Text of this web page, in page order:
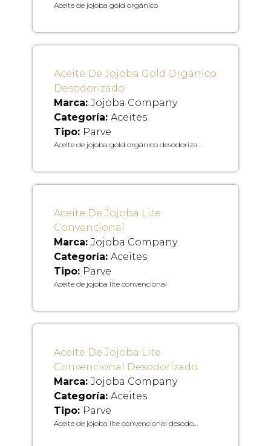
Aceite de jojoba gold orgánico
Aceite De Jojoba Gold Orgánico
Desodorizado
Marca: Jojoba Company
Categoría: Aceites
Tipo: Parve
Aceite de jojoba gold orgánico desodoriza…
Aceite De Jojoba Lite
Convencional
Marca: Jojoba Company
Categoría: Aceites
Tipo: Parve
Aceite de jojoba lite convencional
Aceite De Jojoba Lite
Convencional Desodorizado
Marca: Jojoba Company
Categoría: Aceites
Tipo: Parve
Aceite de jojoba lite convencional desodo…